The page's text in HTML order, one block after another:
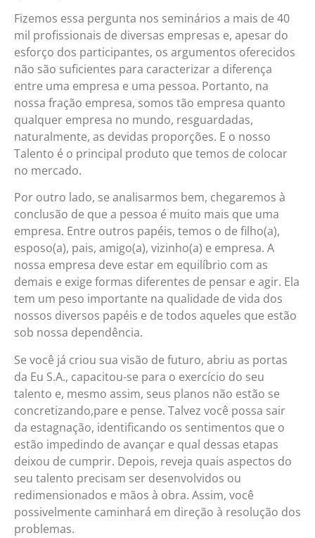
Fizemos essa pergunta nos seminários a mais de 40
mil profissionais de diversas empresas e, apesar do
esforço dos participantes, os argumentos oferecidos
não são suficientes para caracterizar a diferença
entre uma empresa e uma pessoa. Portanto, na
nossa fração empresa, somos tão empresa quanto
qualquer empresa no mundo, resguardadas,
naturalmente, as devidas proporções. E o nosso
Talento é o principal produto que temos de colocar
no mercado.
Por outro lado, se analisarmos bem, chegaremos à
conclusão de que a pessoa é muito mais que uma
empresa. Entre outros papéis, temos o de filho(a),
esposo(a), pais, amigo(a), vizinho(a) e empresa. A
nossa empresa deve estar em equilíbrio com as
demais e exige formas diferentes de pensar e agir. Ela
tem um peso importante na qualidade de vida dos
nossos diversos papéis e de todos aqueles que estão
sob nossa dependência.
Se você já criou sua visão de futuro, abriu as portas
da Eu S.A., capacitou-se para o exercício do seu
talento e, mesmo assim, seus planos não estão se
concretizando,pare e pense. Talvez você possa sair
da estagnação, identificando os sentimentos que o
estão impedindo de avançar e qual dessas etapas
deixou de cumprir. Depois, reveja quais aspectos do
seu talento precisam ser desenvolvidos ou
redimensionados e mãos à obra. Assim, você
possivelmente caminhará em direção à resolução dos
problemas.